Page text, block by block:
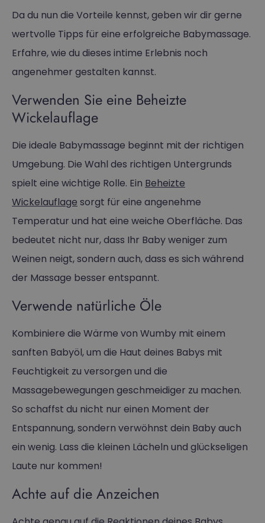
Da du nun die Vorteile kennst, geben wir dir gerne
wertvolle Tipps für eine erfolgreiche Babymassage.
Erfahre, wie du dieses intime Erlebnis noch
angenehmer gestalten kannst.
Verwenden Sie eine Beheizte
Wickelauflage
Die ideale Babymassage beginnt mit der richtigen
Umgebung. Die Wahl des richtigen Untergrunds
spielt eine wichtige Rolle. Ein Beheizte
Wickelauflage sorgt für eine angenehme
Temperatur und hat eine weiche Oberfläche. Das
bedeutet nicht nur, dass Ihr Baby weniger zum
Weinen neigt, sondern auch, dass es sich während
der Massage besser entspannt.
Verwende natürliche Öle
Kombiniere die Wärme von Wumby mit einem
sanften Babyöl, um die Haut deines Babys mit
Feuchtigkeit zu versorgen und die
Massagebewegungen geschmeidiger zu machen.
So schaffst du nicht nur einen Moment der
Entspannung, sondern verwöhnst dein Baby auch
ein wenig. Lass die kleinen Lächeln und glückseligen
Laute nur kommen!
Achte auf die Anzeichen